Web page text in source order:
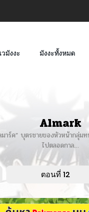
มังงะ มังงะทั้งหมด
Almark
มาร์ค” บุตรชายของหัวหน้ากลุ่
ไปตลอดกาล…
ตอนที่ 12